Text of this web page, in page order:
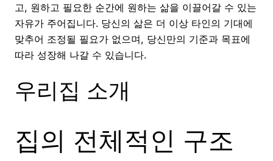
고, 원하고 필요한 순간에 원하는 삶을 이끌어갈 수 있는
자유가 주어집니다. 당신의 삶은 더 이상 타인의 기대에
맞추어 조정될 필요가 없으며, 당신만의 기준과 목표에
따라 성장해 나갈 수 있습니다.
우리집 소개
집의 전체적인 구조